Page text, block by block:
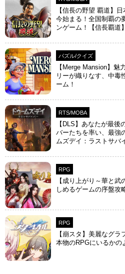
【信長の野望 覇道】
今始まる！全国制覇の
ンゲーム！【信長覇道】
パズル/クイズ
【Merge Mansion】魅
リーが織りなす、中毒
ーム！
RTS/MOBA
【DLS】あなたが最後
バーたちを率い、最強
ムズデイ：ラストサバ
RPG
【成り上がり～華と
しめるゲームの序盤攻
RPG
【崩スタ】美麗なグ
本物のRPGにいるかの